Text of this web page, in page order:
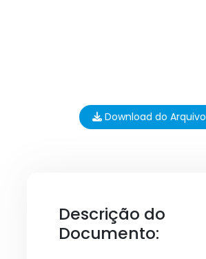
Download do Arquivo
Descrição do
Documento: